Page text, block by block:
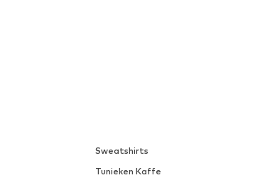
Sweatshirts
Tunieken Kaffe